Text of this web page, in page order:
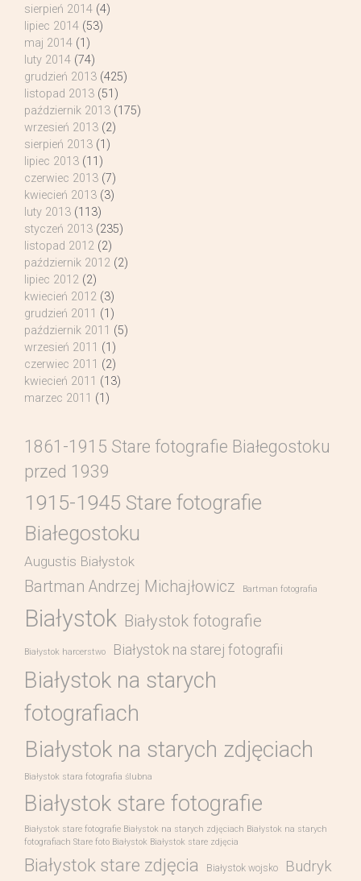
sierpień 2014 (4)
lipiec 2014 (53)
maj 2014 (1)
luty 2014 (74)
grudzień 2013 (425)
listopad 2013 (51)
październik 2013 (175)
wrzesień 2013 (2)
sierpień 2013 (1)
lipiec 2013 (11)
czerwiec 2013 (7)
kwiecień 2013 (3)
luty 2013 (113)
styczeń 2013 (235)
listopad 2012 (2)
październik 2012 (2)
lipiec 2012 (2)
kwiecień 2012 (3)
grudzień 2011 (1)
październik 2011 (5)
wrzesień 2011 (1)
czerwiec 2011 (2)
kwiecień 2011 (13)
marzec 2011 (1)
1861-1915 Stare fotografie Białegostoku
przed 1939
1915-1945 Stare fotografie
Białegostoku
Augustis Białystok
Bartman Andrzej Michajłowicz Bartman fotografia
Białystok Białystok fotografie
Białystok harcerstwo Białystok na starej fotografii
Białystok na starych
fotografiach
Białystok na starych zdjęciach
Białystok stara fotografia ślubna
Białystok stare fotografie
Białystok stare fotografie Białystok na starych zdjęciach Białystok na starych
fotografiach Stare foto Białystok Białystok stare zdjęcia
Białystok stare zdjęcia Białystok wojsko Budryk